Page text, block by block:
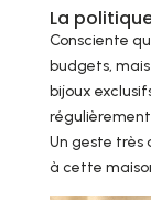
La
Consciente
budgets,
bijoux
Un geste très
à cette